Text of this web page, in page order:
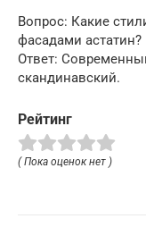
Вопрос: Какие
фасадами астатин?
Ответ:
скандинавский.
Рейтинг
( Пока оценок нет )